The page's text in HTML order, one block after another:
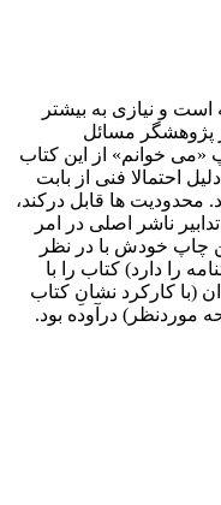
و نیازی به بیشتر
پژوهشگر مسائل
خوانم» از این کتاب
احتمالا فنی از بابت
ها قابل درکند،
ناشر اصلی در امر
چاپ خودش با در نظر
را دارد) کتاب را با
(با کارکرد نشانِ کتاب
درآوده بود.